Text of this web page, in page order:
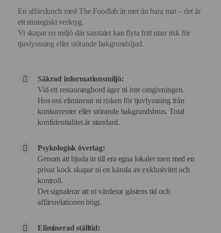
En affärslunch med The Foodlab är mer än bara mat – det är
ett strategiskt verktyg.
Vi skapar en miljö där samtalet kan flyta fritt utan risk för
tjuvlyssning eller störande bakgrundsljud.
Säkrad informationsmiljö:
Vid ett restaurangbord äger ni inte omgivningen.
Hos oss eliminerar ni risken för tjuvlyssning från
konkurrenter eller störande bakgrundsbrus. Total
konfidentialitet är standard.
Psykologisk övertag:
Genom att bjuda in till era egna lokaler men med en
privat kock skapar ni en känsla av exklusivitet och
kontroll.
Det signalerar att ni värderar gästens tid och
affärsrelationen högt.
Eliminerad ställtid: